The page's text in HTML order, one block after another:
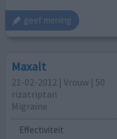
geef mening
Maxalt
21-02-2012 | Vrouw | 50
rizatriptan
Migraine
Effectiviteit